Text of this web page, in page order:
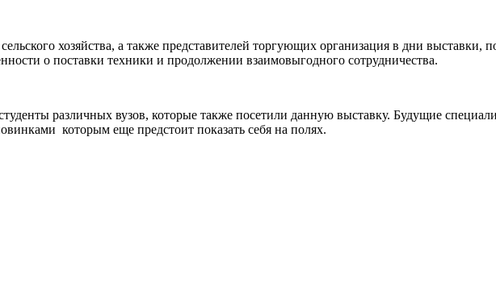
хозяйства, а также представителей торгующих организация в дни
о поставки техники и продолжении взаимовыгодного сотрудничества.
различных вузов, которые также посетили данную выставку. Будущие
которым еще предстоит показать себя на полях.